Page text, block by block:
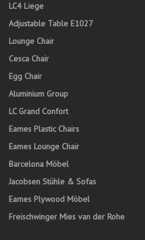
LC4 Liege
Adjustable Table E1027
Lounge Chair
Cesca Chair
Egg Chair
Aluminium Group
LC Grand Confort
Eames Plastic Chairs
Eames Lounge Chair
Barcelona Möbel
Jacobsen Stühle & Sofas
Eames Plywood Möbel
Freischwinger Mies van der Rohe